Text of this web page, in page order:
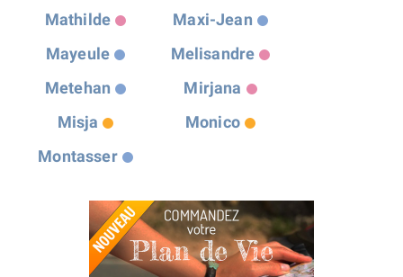
Mathilde
Maxi-Jean
Mayeule
Melisandre
Metehan
Mirjana
Misja
Monico
Montasser